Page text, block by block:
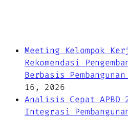
Meeting Kelompok
Rekomendasi
Berbasis
16, 2026
Analisis Cepat APBD
Integrasi